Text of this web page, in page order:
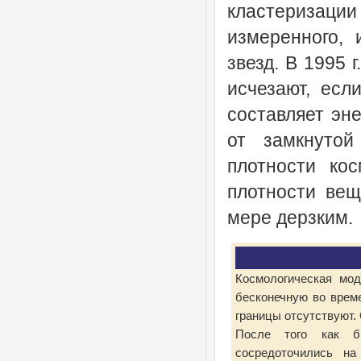
звезд. В 1995
исчезают,
составляет
от
плотности
плотности
мере дерзким.
Космологическая
бесконечную во
границы
После того как
сосредоточились